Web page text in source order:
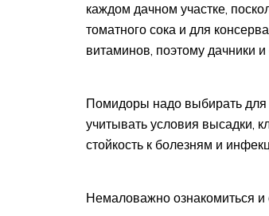
каждом дачном участке,
томатного сока и для
витаминов, поэтому дачники
Помидоры надо выбирать для
учитывать условия высадки,
стойкость к болезням и
Немаловажно ознакомиться